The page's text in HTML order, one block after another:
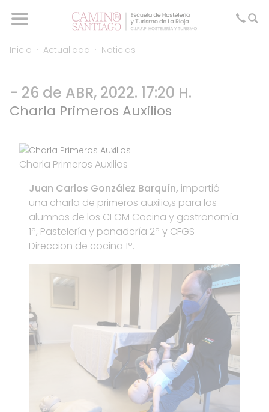
Inicio Actualidad Noticias
- 26 de ABR, 2022. 17:20 H.
Charla Primeros Auxilios
Charla Primeros Auxilios
Juan Carlos González Barquín, impartió
una charla de primeros auxilio,s para los
alumnos de los CFGM Cocina y gastronomía
1º, Pastelería y panadería 2º y CFGS
Direccion de cocina 1º.